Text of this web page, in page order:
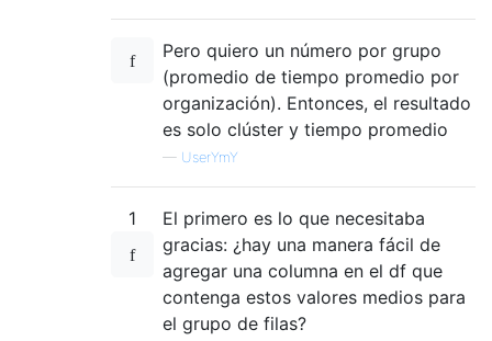
Pero quiero un número por grupo
(promedio de tiempo promedio por
organización). Entonces, el resultado
es solo clúster y tiempo promedio
— UserYmY
1
El primero es lo que necesitaba
gracias: ¿hay una manera fácil de
agregar una columna en el df que
contenga estos valores medios para
el grupo de filas?